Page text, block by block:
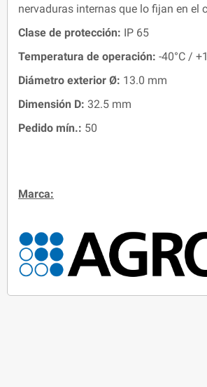
nervaduras internas que lo fijan en el
Clase de protección: IP 65
Temperatura de operación: -40°C /
Diámetro exterior Ø: 13.0 mm
Dimensión D: 32.5 mm
Pedido mín.: 50
Marca: